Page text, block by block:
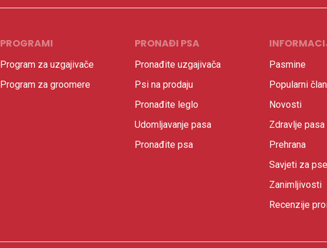
PROGRAMI
Program za uzgajivače
Program za groomere
PRONAĐI PSA
Pronađite uzgajivača
Psi na prodaju
Pronađite leglo
Udomljavanje pasa
Pronađite psa
Pasmine
Popularni
Novosti
Zdravlje pasa
Prehrana
Savjeti za pse
Zanimljivosti
Recenzije